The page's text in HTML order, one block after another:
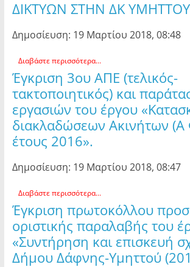
ΔΙΚΤΥΩΝ ΣΤΗΝ ΔΚ
Δημοσίευση: 19 Μαρτίου 2018, 08:48
Διαβάστε περισσότερα...
Έγκριση 3ου ΑΠΕ (τελικός-
τακτοποιητικός) και
εργασιών του έργου
διακλαδώσεων Ακινήτων
έτους 2016».
Δημοσίευση: 19 Μαρτίου 2018, 08:47
Διαβάστε περισσότερα...
Έγκριση πρωτοκόλλου
οριστικής παραλαβής του
«Συντήρηση και επισκευή
Δήμου Δάφνης-Υμηττού